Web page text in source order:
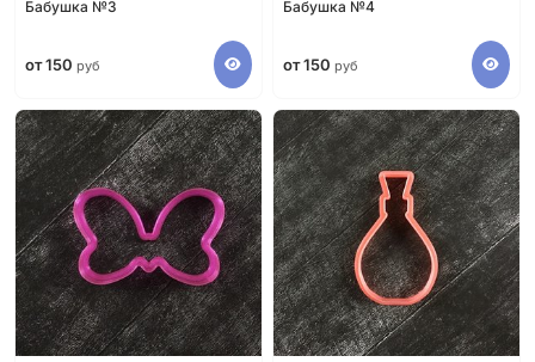
Бабушка №3
от 150 руб
Бабушка №4
от 150 руб